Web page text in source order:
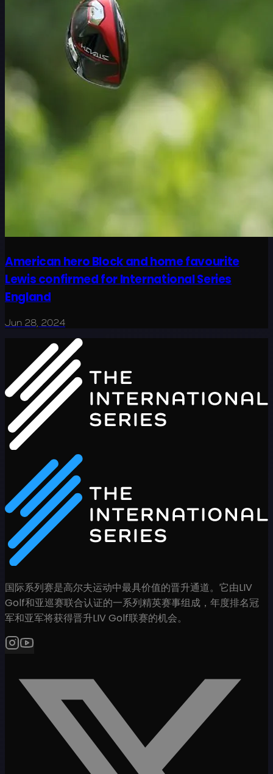
American hero Block and home favourite
Lewis confirmed for International Series
England
Jun 28, 2024
国际系列赛是高尔夫运动中最具价值的晋升通道。它由LIV
Golf和亚巡赛联合认证的一系列精英赛事组成，年度排名冠
军和亚军将获得晋升LIV Golf联赛的机会。